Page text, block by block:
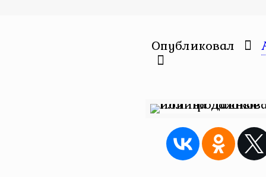
Опубликовал